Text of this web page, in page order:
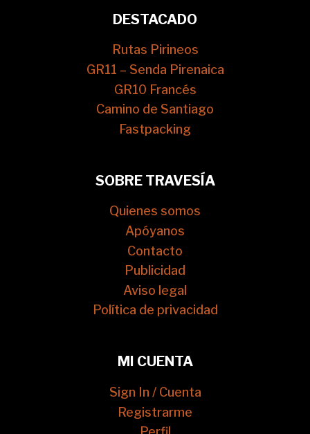
DESTACADO
Rutas Pirineos
GR11 – Senda Pirenaica
GR10 Francés
Camino de Santiago
Fastpacking
SOBRE TRAVESÍA
Quienes somos
Apóyanos
Contacto
Publicidad
Aviso legal
Política de privacidad
MI CUENTA
Sign In / Cuenta
Registrarme